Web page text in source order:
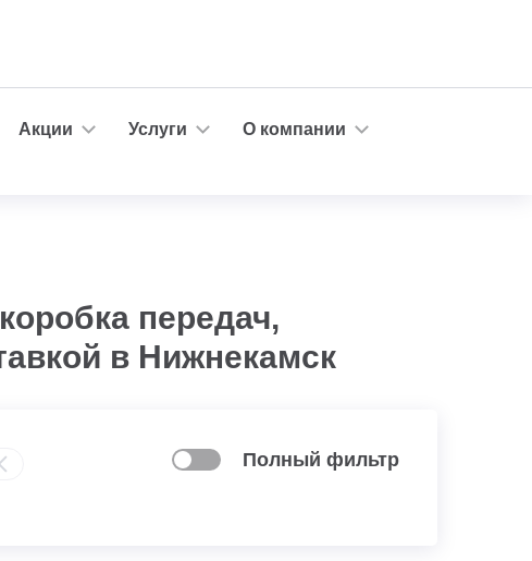
Акции Услуги
О компании
передач,
в Нижнекамск
Полный фильтр